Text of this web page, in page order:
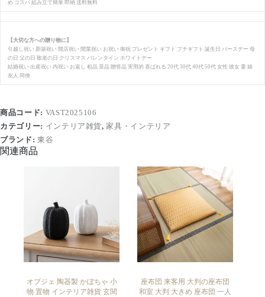
め コスパ 組み立て簡単 即納 送料無料
【大切な方への贈り物に】
引越し祝い 新築祝い 開店祝い 開業祝い お祝い 御祝 プレゼント ギフト プチギフト 誕生日 バースデー 母
の日 父の日 敬老の日 クリスマス バレンタイン ホワイトデー
結婚祝い 出産祝い 内祝い お返し 粗品 景品 贈答品 実用的 喜ばれる 20代 30代 40代 50代 女性 彼女 妻 娘
友人 同僚
商品コード: VAST2025106
カテゴリー: インテリア雑貨,家具・インテリア
ブランド: 東谷
関連商品
オブジェ 陶器製 かぼちゃ 小
物 置物 インテリア雑貨 玄関
座布団 来客用 大判の座布団
和室 大判 大きめ 座布団 一人